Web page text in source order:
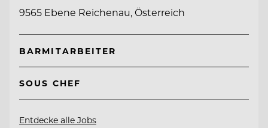
9565 Ebene Reichenau, Österreich
BARMITARBEITER
SOUS CHEF
Entdecke alle Jobs